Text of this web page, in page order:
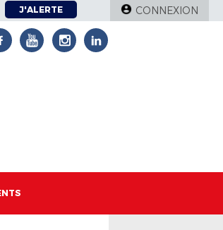
J'ALERTE CONNEXION